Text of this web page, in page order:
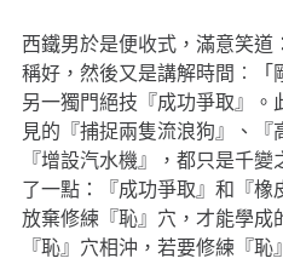
西鐵男於是便收式，滿意笑
稱好，然後又是講解時間︰「
另一獨門絕技『成功爭取』
見的『捕捉兩隻流浪狗』、
『增設汽水機』，都只是千
了一點：『成功爭取』和『
放棄修練『恥』穴，才能學成
『恥』穴相沖，若要修練『